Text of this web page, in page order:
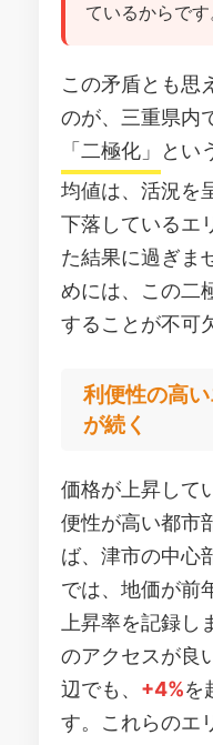
ているからです
この矛盾とも思
のが、三重県内
「二極化」
とい
均値は、活況を
下落しているエ
た結果に過ぎま
めには、この二
することが不可
利便性の高
が続く
価格が上昇して
便性が高い都市
ば、津市の中心
では、地価が前
上昇率を記録し
のアクセスが良
辺でも、 +4%を
す。これらのエ